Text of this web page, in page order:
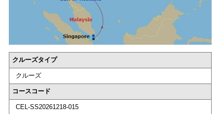
クルーズタイプ
クルーズ
コースコード
CEL-SS20261218-015